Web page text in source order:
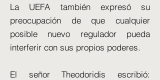
La UEFA también expresó su
preocupación de que cualquier
posible nuevo regulador pueda
interferir con sus propios poderes.
El señor Theodoridis escribió: